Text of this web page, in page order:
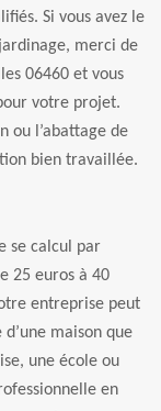
Si vous avez le
merci de
06460 et vous
votre projet.
ou l’abattage de
bien travaillée.
se calcul par
25 euros à 40
entreprise peut
maison que
une école ou
en